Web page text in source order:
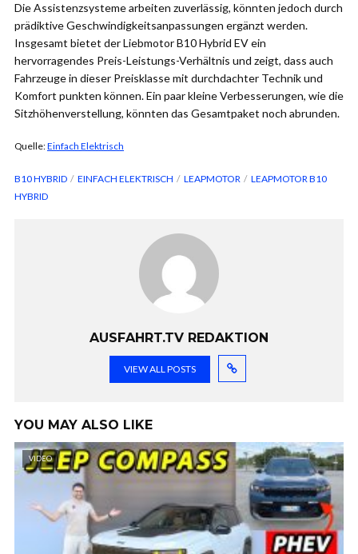
Die Assistenzsysteme arbeiten zuverlässig, könnten jedoch durch
prädiktive Geschwindigkeitsanpassungen ergänzt werden.
Insgesamt bietet der Liebmotor B10 Hybrid EV ein
hervorragendes Preis-Leistungs-Verhältnis und zeigt, dass auch
Fahrzeuge in dieser Preisklasse mit durchdachter Technik und
Komfort punkten können. Ein paar kleine Verbesserungen, wie die
Sitzhöhenverstellung, könnten das Gesamtpaket noch abrunden.
Quelle:Einfach Elektrisch
B10 HYBRID EINFACH ELEKTRISCH LEAPMOTOR
LEAPMOTOR B10
HYBRID
AUSFAHRT.TV REDAKTION
VIEW ALL POSTS
YOU MAY ALSO LIKE
VIDEO